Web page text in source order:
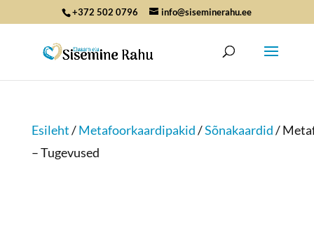
+372 502 0796 info@siseminerahu.ee
Esileht/Metafoorkaardipakid/Sõnakaardid/
– Tugevused